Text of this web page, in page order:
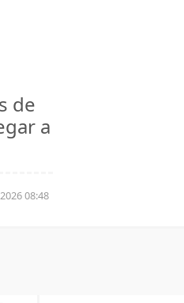
de
a
08:48